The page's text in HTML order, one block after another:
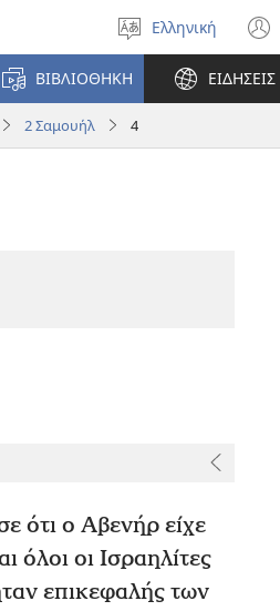
Επιλέξτε
γλώσσα
Ελληνική
ΒΙΒΛΙΟΘΗΚΗ ΕΙΔΗΣΕΙΣ
2 Σαμουήλ 4
ότι ο Αβενήρ είχε
όλοι οι Ισραηλίτες
επικεφαλής των